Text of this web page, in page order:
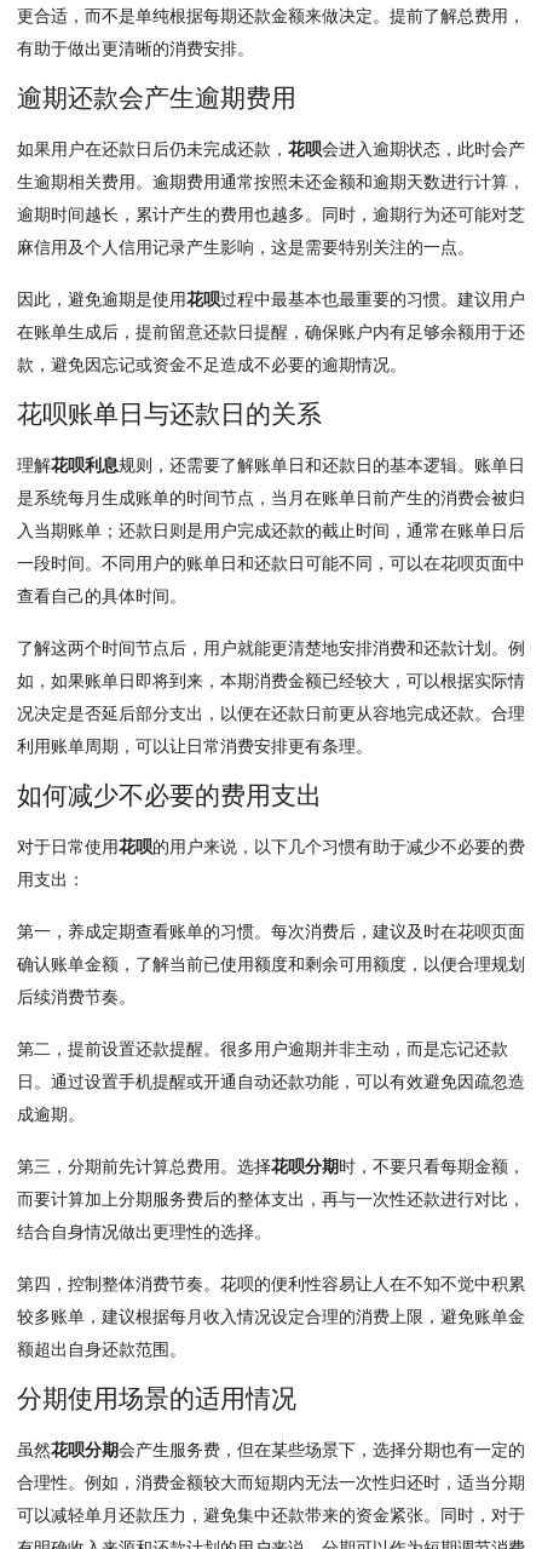
更合适，而不是单纯根据每期还款金额来做决定。提前了解总费用，
有助于做出更清晰的消费安排。
逾期还款会产生逾期费用
如果用户在还款日后仍未完成还款， 花呗会进入逾期状态，此时会产
生逾期相关费用。逾期费用通常按照未还金额和逾期天数进行计算，
逾期时间越长，累计产生的费用也越多。同时，逾期行为还可能对芝
麻信用及个人信用记录产生影响，这是需要特别关注的一点。
因此，避免逾期是使用花呗过程中最基本也最重要的习惯。建议用户
在账单生成后，提前留意还款日提醒，确保账户内有足够余额用于还
款，避免因忘记或资金不足造成不必要的逾期情况。
花呗账单日与还款日的关系
理解花呗利息规则，还需要了解账单日和还款日的基本逻辑。账单日
是系统每月生成账单的时间节点，当月在账单日前产生的消费会被归
入当期账单；还款日则是用户完成还款的截止时间，通常在账单日后
一段时间。不同用户的账单日和还款日可能不同，可以在花呗页面中
查看自己的具体时间。
了解这两个时间节点后，用户就能更清楚地安排消费和还款计划。例
如，如果账单日即将到来，本期消费金额已经较大，可以根据实际情
况决定是否延后部分支出，以便在还款日前更从容地完成还款。合理
利用账单周期，可以让日常消费安排更有条理。
如何减少不必要的费用支出
对于日常使用花呗的用户来说，以下几个习惯有助于减少不必要的费
用支出：
第一，养成定期查看账单的习惯。每次消费后，建议及时在花呗页面
确认账单金额，了解当前已使用额度和剩余可用额度，以便合理规划
后续消费节奏。
第二，提前设置还款提醒。很多用户逾期并非主动，而是忘记还款
日。通过设置手机提醒或开通自动还款功能，可以有效避免因疏忽造
成逾期。
第三，分期前先计算总费用。选择花呗分期时，不要只看每期金额，
而要计算加上分期服务费后的整体支出，再与一次性还款进行对比，
结合自身情况做出更理性的选择。
第四，控制整体消费节奏。花呗的便利性容易让人在不知不觉中积累
较多账单，建议根据每月收入情况设定合理的消费上限，避免账单金
额超出自身还款范围。
分期使用场景的适用情况
虽然花呗分期会产生服务费，但在某些场景下，选择分期也有一定的
合理性。例如，消费金额较大而短期内无法一次性归还时，适当分期
可以减轻单月还款压力，避免集中还款带来的资金紧张。同时，对于